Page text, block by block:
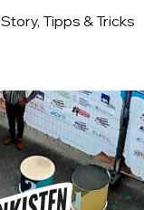
Story, Tipps & Tricks